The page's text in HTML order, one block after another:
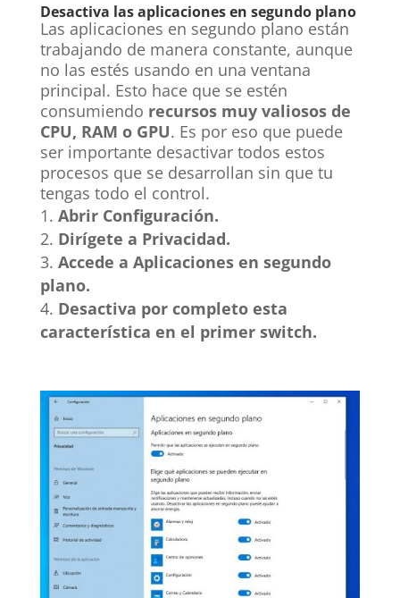
Desactiva las aplicaciones en segundo plano
Las aplicaciones en segundo plano están
trabajando de manera constante, aunque
no las estés usando en una ventana
principal. Esto hace que se estén
consumiendo recursos muy valiosos de
CPU, RAM o GPU. Es por eso que puede
ser importante desactivar todos estos
procesos que se desarrollan sin que tu
tengas todo el control.
Abrir Configuración.
Dirígete a Privacidad.
Accede a Aplicaciones en segundo
plano.
Desactiva por completo esta
característica en el primer switch.